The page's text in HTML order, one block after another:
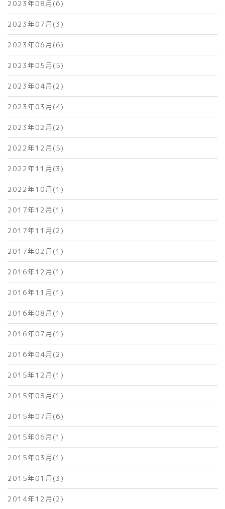
2023年08月(6)
2023年07月(3)
2023年06月(6)
2023年05月(5)
2023年04月(2)
2023年03月(4)
2023年02月(2)
2022年12月(5)
2022年11月(3)
2022年10月(1)
2017年12月(1)
2017年11月(2)
2017年02月(1)
2016年12月(1)
2016年11月(1)
2016年08月(1)
2016年07月(1)
2016年04月(2)
2015年12月(1)
2015年08月(1)
2015年07月(6)
2015年06月(1)
2015年03月(1)
2015年01月(3)
2014年12月(2)